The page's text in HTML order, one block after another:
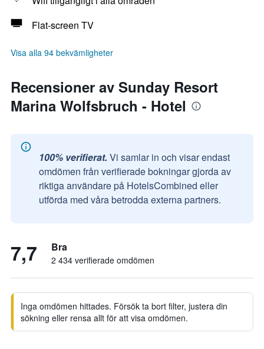
Flat-screen TV
Visa alla 94 bekvämligheter
Recensioner av Sunday Resort
Marina Wolfsbruch - Hotel
100% verifierat. Vi samlar in och visar endast
omdömen från verifierade bokningar gjorda av
riktiga användare på HotelsCombined eller
utförda med våra betrodda externa partners.
7,7 Bra
2 434 verifierade omdömen
Inga omdömen hittades. Försök ta bort filter, justera din
sökning eller rensa allt för att visa omdömen.